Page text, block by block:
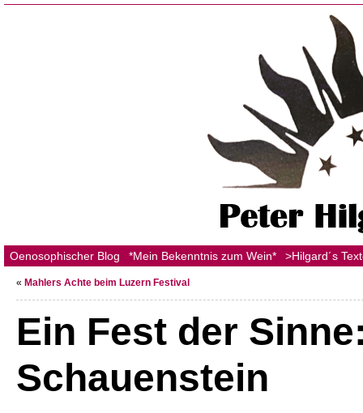
Oenosophischer Blog *Mein Bekenntnis zum Wein* >Hilgard´s
« Mahlers Achte beim Luzern Festival
Ein Fest der
Schauenstein